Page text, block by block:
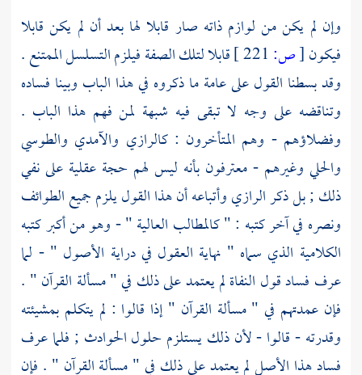
وإن لم يكن من لوازم ذاته صار قابلا لها بعد أن لم يكن قابلا
فيكون[ص:
قابلا لتلك الصفة فيلزم التسلسل الممتنع .
وقد بسطنا القول على عامة ما ذكروه في هذا الباب وبينا فساده
وتناقضه على وجه لا تبقى فيه شبهة لمن فهم هذا الباب .
وفضلاؤهم - وهم المتأخرون :كالرازي والآمدي والطوسي
والحلي وغيرهم - معترفون بأنه ليس لهم حجة عقلية على نفي
ذلك ; بل ذكرالرازيوأتباعه أن هذا القول يلزم جميع الطوائف
ونصره في آخر كتبه : " كالمطالب العالية " - وهو من أكبر كتبه
الكلامية الذي سماه " نهاية العقول في دراية الأصول " - لما
عرف فساد قول النفاة لم يعتمد على ذلك في " مسألة القرآن " .
فإن عمدتهم في " مسألة القرآن " إذا قالوا : لم يتكلم بمشيئته
وقدرته - قالوا - لأن ذلك يستلزم حلول الحوادث ; فلما عرف
فساد هذا الأصل لم يعتمد على ذلك في " مسألة القرآن " . فإن